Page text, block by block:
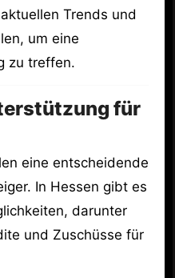
Trends und
um eine
zu treffen.
für
eine entscheidende
In Hessen gibt es
darunter
und Zuschüsse für